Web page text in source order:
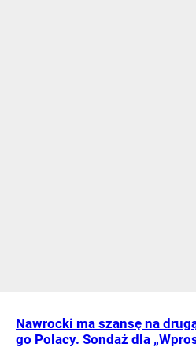
Nawrocki ma szansę na
go Polacy. Sondaż dla